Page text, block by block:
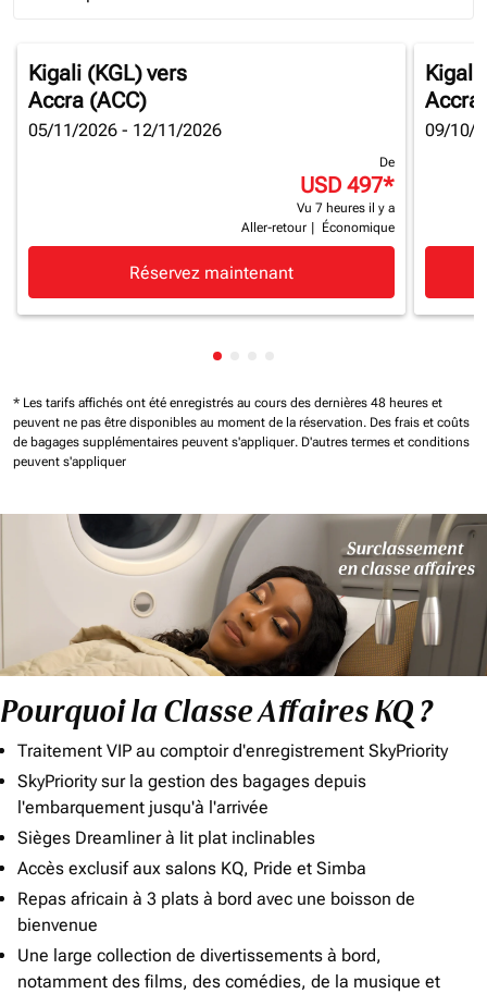
Journey Types option Round trip Selected
Kigali (KGL)vers
Accra (ACC)
05/11/2026 - 12/11/2026
De
USD 497*
Vu 7 heures il y a
Aller-retour
Économique
Réservez maintenant
Kigali
Accra
09/10/
Affichage de cmp-pagination-
* Les tarifs affichés ont été enregistrés au cours des dernières 48 heures et
peuvent ne pas être disponibles au moment de la réservation. Des frais et coûts
de bagages supplémentaires peuvent s'appliquer. D'autres termes et conditions
peuvent s'appliquer
Pourquoi la Classe Affaires KQ ?
Traitement VIP au comptoir d'enregistrement SkyPriority
SkyPriority sur la gestion des bagages depuis
l'embarquement jusqu'à l'arrivée
Sièges Dreamliner à lit plat inclinables
Accès exclusif aux salons KQ, Pride et Simba
Repas africain à 3 plats à bord avec une boisson de
bienvenue
Une large collection de divertissements à bord,
notamment des films, des comédies, de la musique et